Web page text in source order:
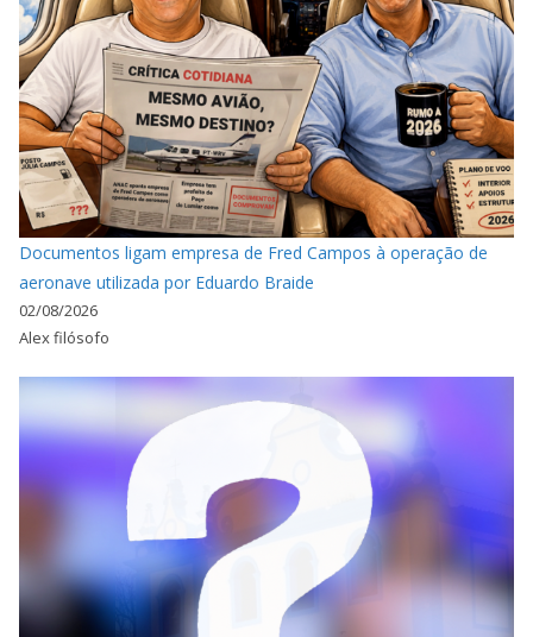
Documentos ligam empresa de Fred Campos à operação de
aeronave utilizada por Eduardo Braide
02/08/2026
Alex filósofo